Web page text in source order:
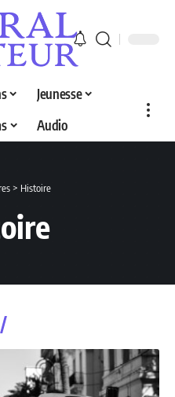
Jeunesse
Audio
> Histoire